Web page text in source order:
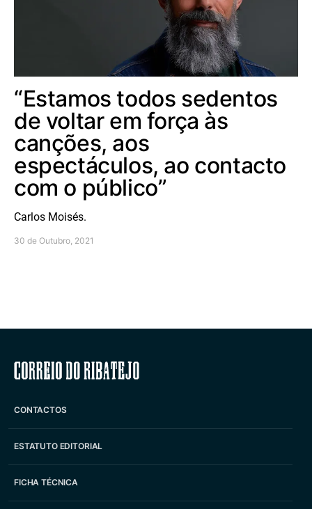
“Estamos todos sedentos
de voltar em força às
canções, aos
espectáculos, ao contacto
com o público”
Carlos Moisés.
30 de Outubro, 2021
Correio do Ribatejo
CONTACTOS
ESTATUTO EDITORIAL
FICHA TÉCNICA